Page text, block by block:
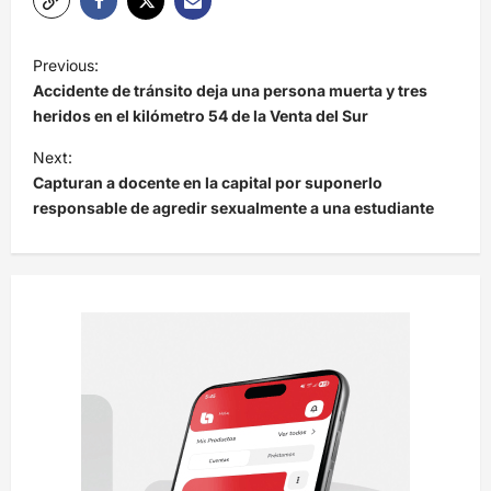
N
a
v
e
g
a
c
Previous:
Accidente de tránsito deja una persona muerta y tres
heridos en el kilómetro 54 de la Venta del Sur
Next:
Capturan a docente en la capital por suponerlo
responsable de agredir sexualmente a una estudiante